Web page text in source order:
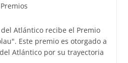
Premios
del Atlántico recibe el Premio
Este premio es otorgado a
Atlántico por su trayectoria